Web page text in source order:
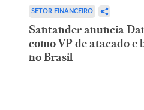
SETOR FINANCEIRO
Santander anuncia
como VP de atacado e
no Brasil